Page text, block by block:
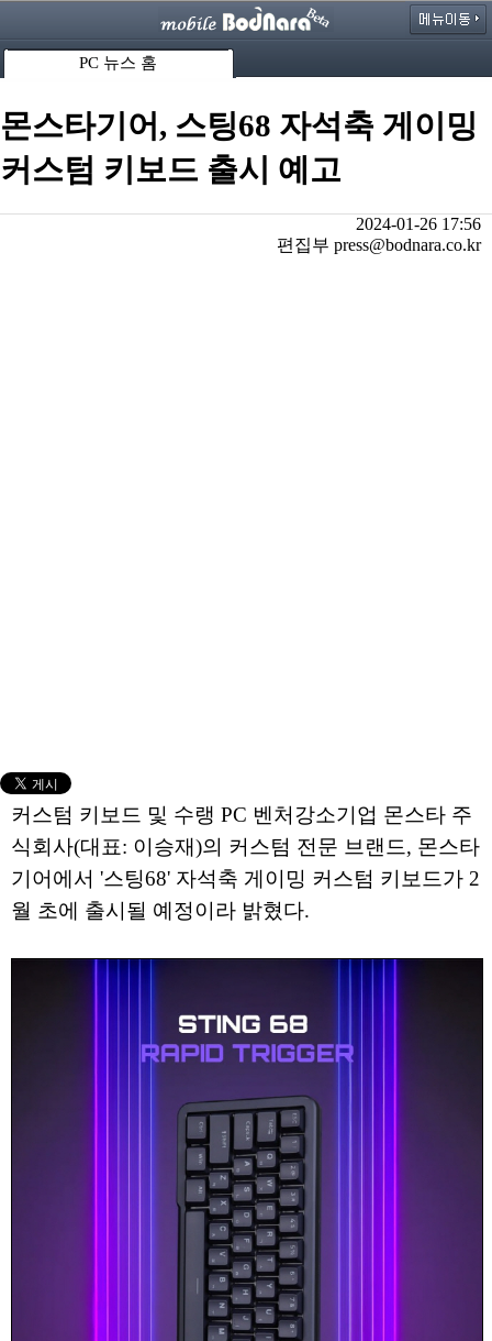
PC 뉴스 홈
몬스타기어, 스팅68 자석축 게이밍
커스텀 키보드 출시 예고
2024-01-26 17:56
편집부 press@bodnara.co.kr
커스텀 키보드 및 수랭 PC 벤처강소기업 몬스타 주
식회사(대표: 이승재)의 커스텀 전문 브랜드, 몬스타
기어에서 '스팅68' 자석축 게이밍 커스텀 키보드가 2
월 초에 출시될 예정이라 밝혔다.